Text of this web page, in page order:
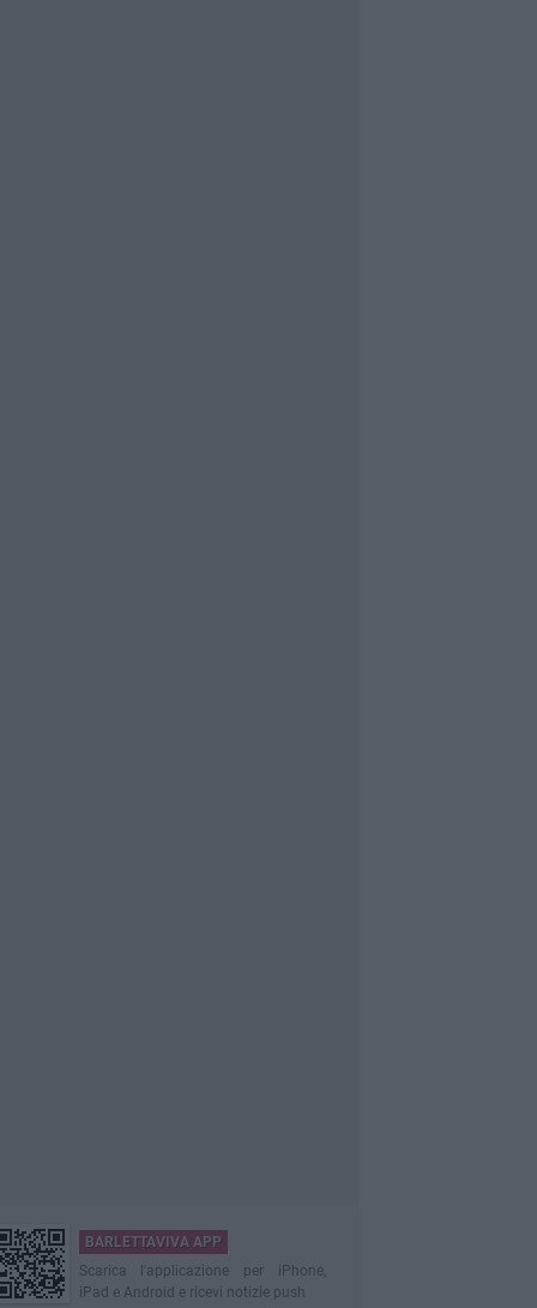
BARLETTAVIVA APP
Scarica l'applicazione per iPhone,
iPad e Android e ricevi notizie push